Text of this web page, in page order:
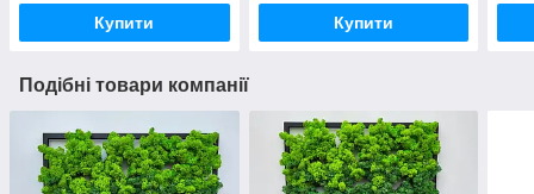
Купити Купити
Подібні товари компанії